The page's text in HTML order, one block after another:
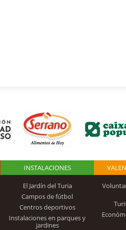
INSTALACIONES
El Jardín del Turia
Campos de fútbol
Centros deportivos
Instalaciones en parques y
jardines